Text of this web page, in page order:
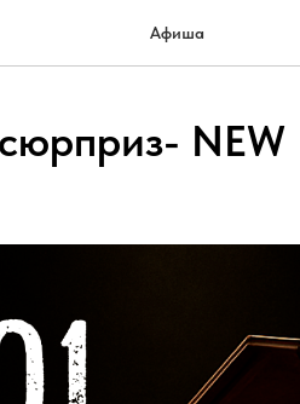
Афиша
NEW